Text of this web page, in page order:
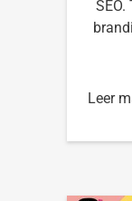
SEO.
Leer